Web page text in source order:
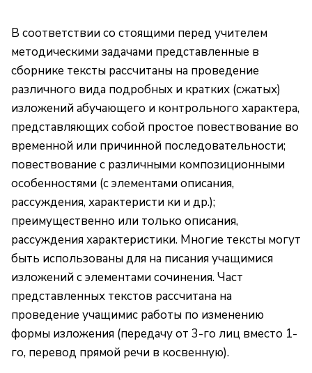
В соответствии со стоящими перед учителем
методическими задачами представленные в
сборнике тексты рассчитаны на проведение
различного вида подробных и кратких (сжатых)
изложений абучающего и контрольного характера,
представляющих собой простое повествование во
временной или причинной последовательности;
повествование с различными композиционными
особенностями (с элементами описания,
рассуждения, характеристи ки и др.);
преимущественно или только описания,
рассуждения характеристики. Многие тексты могут
быть использованы для на писания учащимися
изложений с элементами сочинения. Част
представленных текстов рассчитана на
проведение учащимис работы по изменению
формы изложения (передачу от 3-го лиц вместо 1-
го, перевод прямой речи в косвенную).